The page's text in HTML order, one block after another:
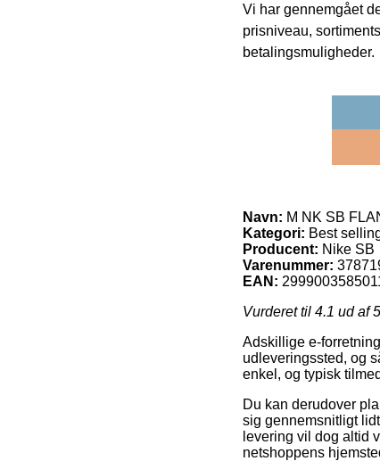
Vi har gennemgået
prisniveau,
betalingsmuligheder.
Navn: M NK SB
Kategori: Best
Producent: Nike SB
Varenummer:
EAN:
Vurderet til 4.1 ud af
Adskillige e-
udleveringssted, og
enkel, og typisk
Du kan derudover
sig gennemsnitligt
levering vil dog altid
netshoppens